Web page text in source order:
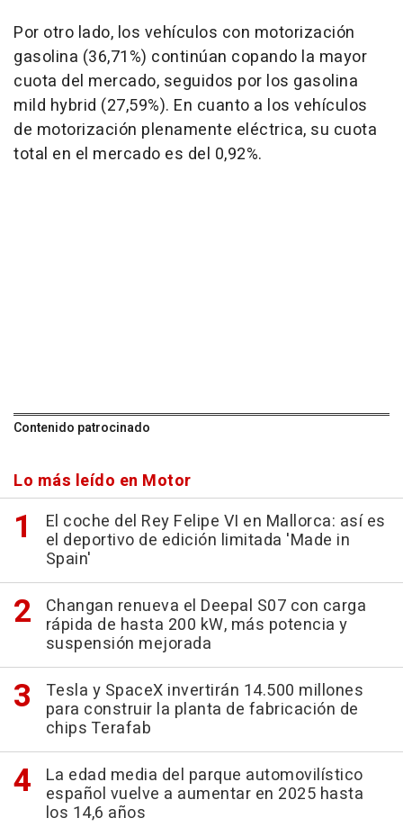
Por otro lado, los vehículos con motorización
gasolina (36,71%) continúan copando la mayor
cuota del mercado, seguidos por los gasolina
mild hybrid (27,59%). En cuanto a los vehículos
de motorización plenamente eléctrica, su cuota
total en el mercado es del 0,92%.
Contenido patrocinado
Lo más leído en Motor
El coche del Rey Felipe VI en Mallorca: así es
el deportivo de edición limitada 'Made in
Spain'
Changan renueva el Deepal S07 con carga
rápida de hasta 200 kW, más potencia y
suspensión mejorada
Tesla y SpaceX invertirán 14.500 millones
para construir la planta de fabricación de
chips Terafab
La edad media del parque automovilístico
español vuelve a aumentar en 2025 hasta
los 14,6 años